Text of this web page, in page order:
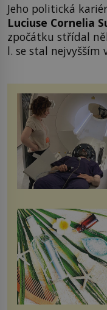
Jeho politická
Luciuse Cornelia
zpočátku střídal
l. se stal nejvyšším